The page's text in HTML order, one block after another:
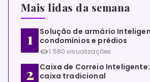
Mais lidas da semana
Solução de armário
condomínios e prédios
1.580 visualizações
Caixa de Correio
caixa tradicional